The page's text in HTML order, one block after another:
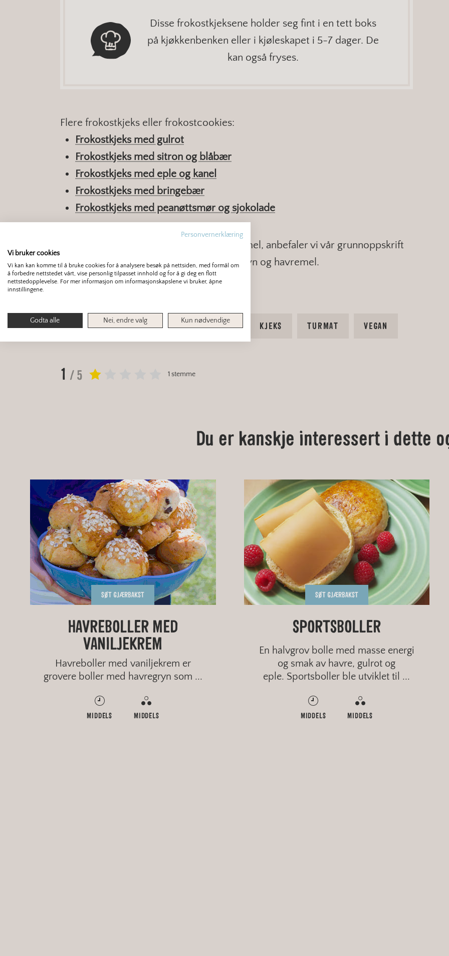
Disse frokostkjeksene holder seg fint i en tett boks
på kjøkkenbenken eller i kjøleskapet i 5-7 dager. De
kan også fryses.
Flere frokostkjeks eller frokostcookies:
Frokostkjeks med gulrot
Frokostkjeks med sitron og blåbær
Frokostkjeks med eple og kanel
Frokostkjeks med bringebær
Frokostkjeks med peanøttsmør og sjokolade
>> Er du ute etter en oppskrift uten hvetemel, anbefaler vi vår grunnoppskrift
påhavrekjekssom bakes på bare havregryn og havremel.
FROKOST FROKOSTKJEKS HAVRE KJEKS TURMAT VEGAN
1 / 5 1 stemme
Du er kanskje interessert i dette
SØT GJÆRBAKST
HAVREBOLLER MED
VANILJEKREM
Havreboller med vaniljekrem er
grovere boller med havregryn som ...
MIDDELS MIDDELS
SØT GJÆRBAKST
SPORTSBOLLER
En halvgrov bolle med masse energi
og smak av havre, gulrot og
eple. Sportsboller ble utviklet til ...
MIDDELS MIDDELS
GROVT SURDEIGSBRØD MED
HAVRE
LANG VANSKELIG
KJØLESKAPSGRØT MED
FRISKE BÆR
RASK ENKELT
HAVREGRØT MED KRUSKAKLI
RASK ENKELT
GROVE PIZZASNURRER I
FORM
GRØTBRØD
MIDDELS MIDDELS
HJEMMEBAKT POLARBRØD
Personvernerklæring
Vi bruker cookies
Vi kan kan komme til å bruke cookies for å analysere besøk på nettsiden, med formål om
å forbedre nettstedet vårt, vise personlig tilpasset innhold og for å gi deg en flott
nettstedopplevelse. For mer informasjon om informasjonskapslene vi bruker, åpne
innstillingene.
Godta alle Nei, endre valg Kun nødvendige